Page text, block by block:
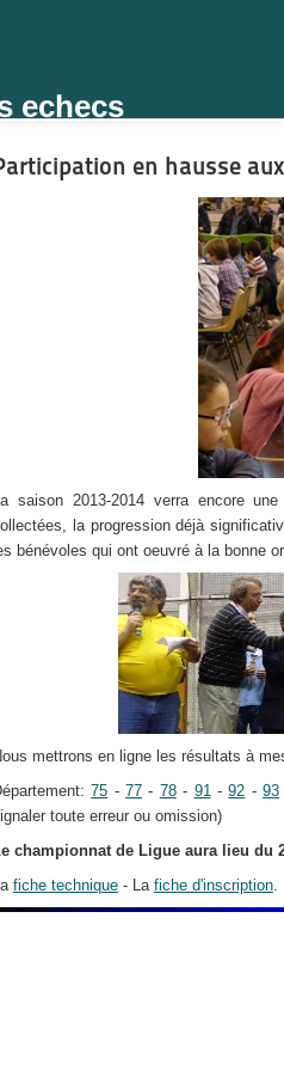
echecs
en hausse
saison 2013-2014 verra encore
la progression déjà
bénévoles qui ont oeuvré à la bonne
mettrons en ligne les résultats à
75 - 77- 78- 91-92 -93
toute erreur ou omission)
championnat de Ligue aura lieu du
fiche technique- La fiche d'inscription.